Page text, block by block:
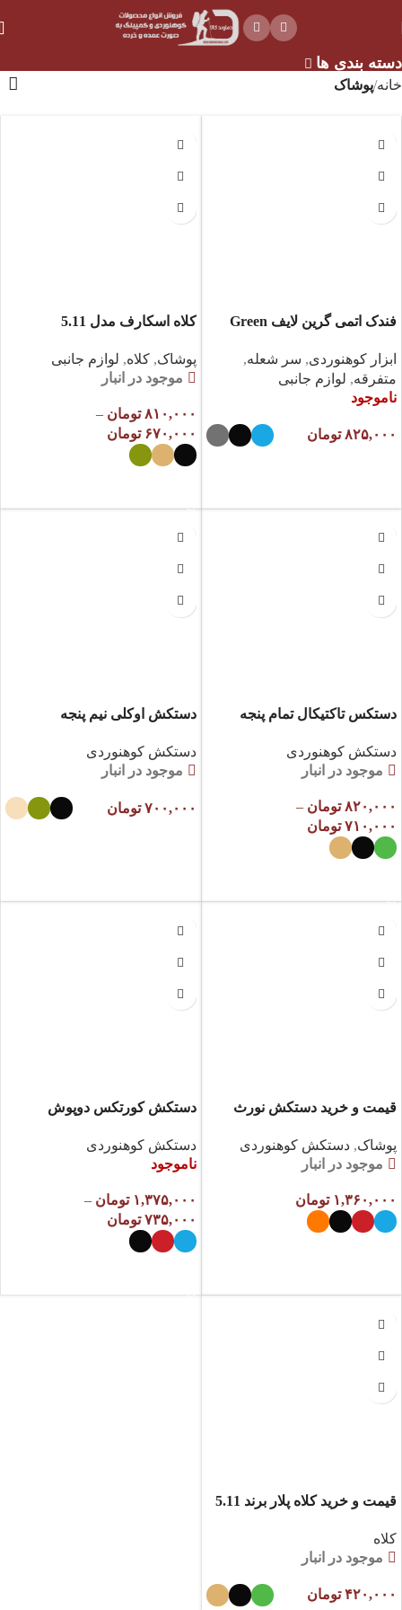
دسته بندی ها
خانه پوشاک
فندک اتمی گرین لایف Green
ابزار کوهنوردی, سر شعله,
متفرقه, لوازم جانبی
ناموجود
۸۲۵,۰۰۰ تومان
کلاه اسکارف مدل 5.11
پوشاک,کلاه, لوازم جانبی
موجود در انبار
۸۱۰,۰۰۰ تومان –
۶۷۰,۰۰۰ تومان
دستکس تاکتیکال تمام پنجه
دستکش کوهنوردی
موجود در انبار
۸۲۰,۰۰۰ تومان –
۷۱۰,۰۰۰ تومان
دستکش اوکلی نیم پنجه
دستکش کوهنوردی
موجود در انبار
۷۰۰,۰۰۰ تومان
قیمت و خرید دستکش نورث
پوشاک, دستکش کوهنوردی
موجود در انبار
۱,۳۶۰,۰۰۰ تومان
دستکش کورتکس دوپوش
دستکش کوهنوردی
ناموجود
۱,۳۷۵,۰۰۰ تومان –
۷۳۵,۰۰۰ تومان
قیمت و خرید کلاه پلار برند 5.11
کلاه
موجود در انبار
۴۲۰,۰۰۰ تومان